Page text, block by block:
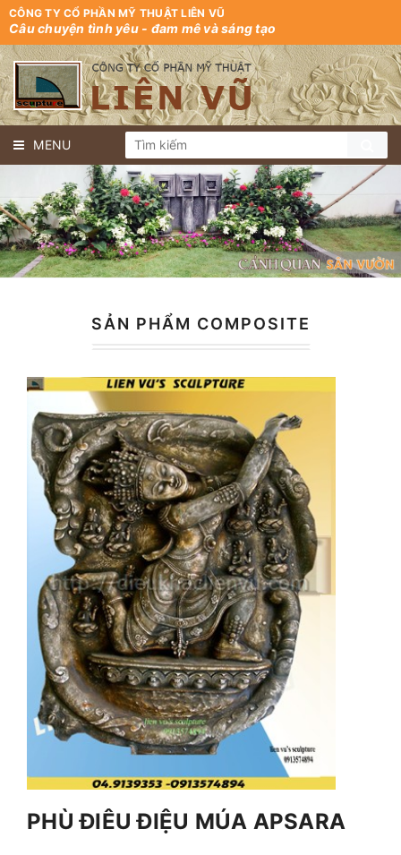
CÔNG TY CỔ PHẦN MỸ THUẬT LIÊN VŨ
Câu chuyện tình yêu - đam mê và sáng tạo
MENU
SẢN PHẨM COMPOSITE
PHÙ ĐIÊU ĐIỆU MÚA APSARA